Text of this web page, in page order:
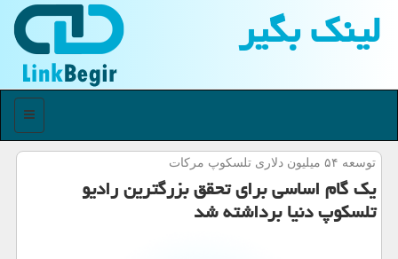
لینك بگیر
منو
توسعه ۵۴ میلیون دلاری تلسكوپ مركات
یك گام اساسی برای تحقق بزرگترین رادیو
تلسكوپ دنیا برداشته شد